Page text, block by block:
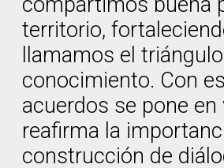
territorio,
llamamos el
conocimiento. Con
acuerdos se pone en
reafirma la
construcción de